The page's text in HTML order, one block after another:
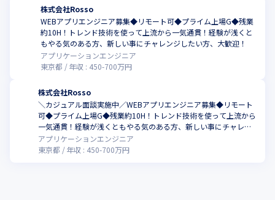
株式会社Rosso
WEBアプリエンジニア募集◆リモート可◆プライム上場G◆残業
約10H！トレンド技術を使って上流から一気通貫！経験が浅くと
もやる気のある方、新しい事にチャレンジしたい方、大歓迎！
アプリケーションエンジニア
東京都
年収 : 450-700万円
株式会社Rosso
＼カジュアル面談実施中／WEBアプリエンジニア募集◆リモート
可◆プライム上場G◆残業約10H！トレンド技術を使って上流から
一気通貫！経験が浅くともやる気のある方、新しい事にチャレン
ジしたい方、大歓迎！
アプリケーションエンジニア
東京都
年収 : 450-700万円